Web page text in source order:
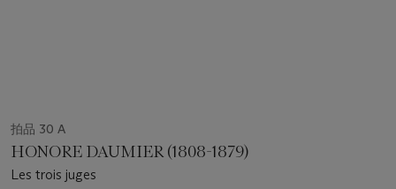
拍品 30 A
HONORE DAUMIER (1808-1879)
Les trois juges